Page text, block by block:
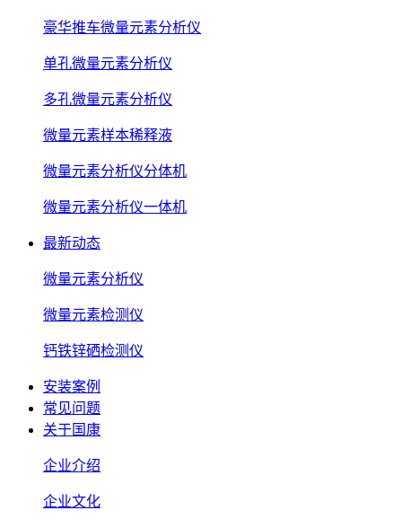
豪华推车微量元素分析仪
单孔微量元素分析仪
多孔微量元素分析仪
微量元素样本稀释液
微量元素分析仪分体机
微量元素分析仪一体机
最新动态
微量元素分析仪
微量元素检测仪
钙铁锌硒检测仪
安装案例
常见问题
关于国康
企业介绍
企业文化